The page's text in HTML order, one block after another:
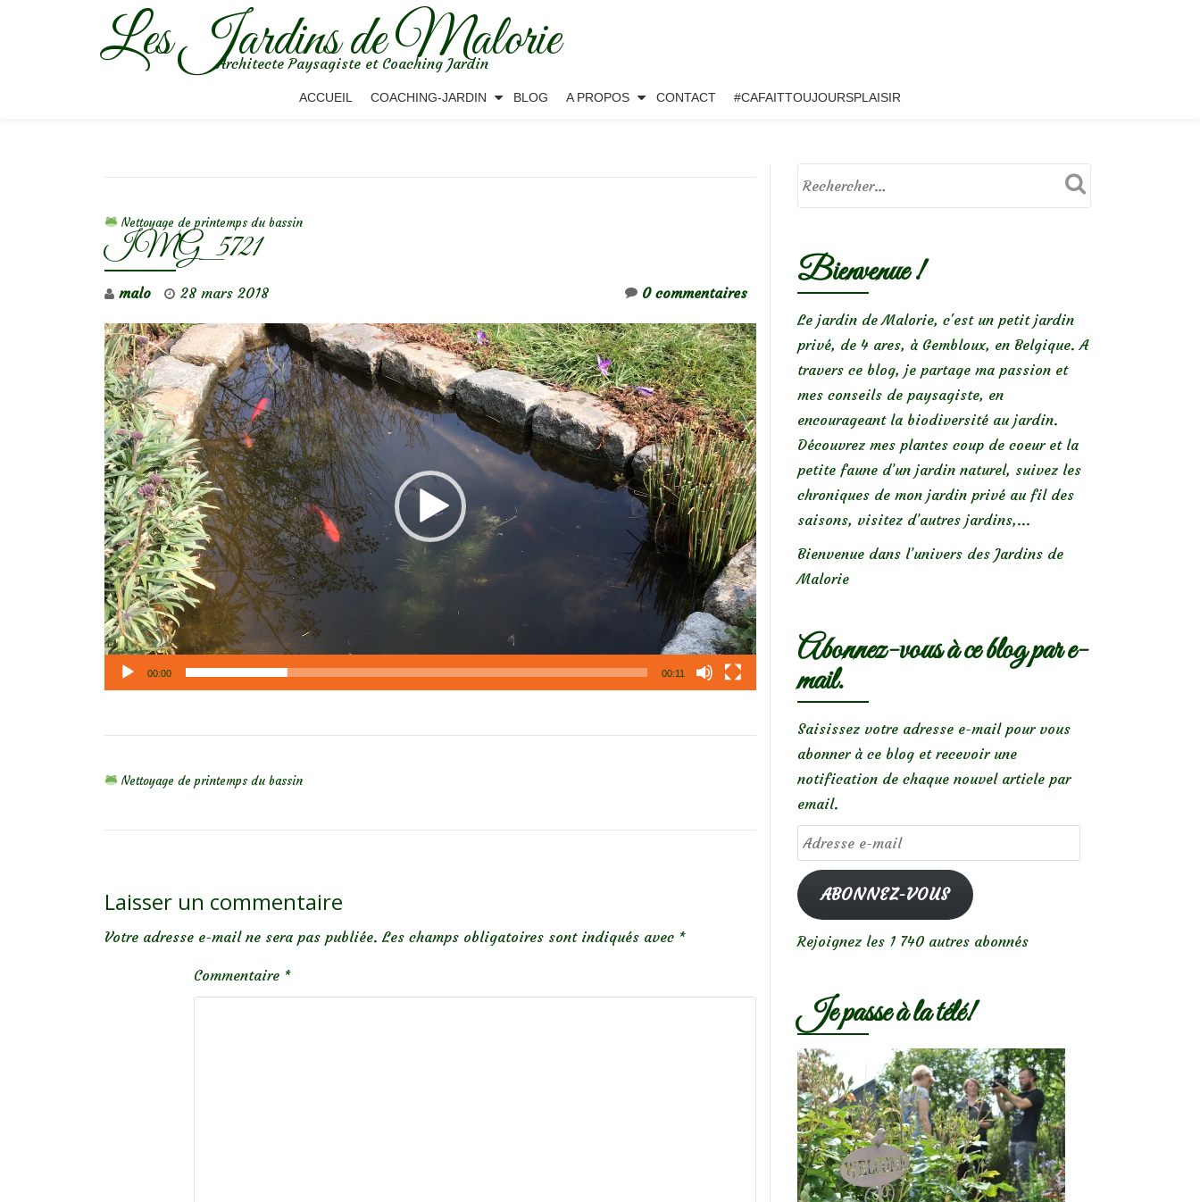
Les Jardins de Malorie
Architecte Paysagiste et Coaching Jardin
ACCUEIL COACHING-JARDIN BLOG A PROPOS CONTACT #CAFAITTOUJOURSPLAISIR
Nettoyage de printemps du bassin
IMG_5721
malo 28 mars 2018 0 commentaires
Lecteur
vidéo
00:00 00:11
Nettoyage de printemps du bassin
Laisser un commentaire
Votre adresse e-mail ne sera pas publiée. Les champs obligatoires sont indiqués avec *
Commentaire *
Bienvenue !
Le jardin de Malorie, c'est un petit jardin
privé, de 4 ares, à Gembloux, en Belgique. A
travers ce blog, je partage ma passion et
mes conseils de paysagiste, en
encourageant la biodiversité au jardin.
Découvrez mes plantes coup de coeur et la
petite faune d’un jardin naturel, suivez les
chroniques de mon jardin privé au fil des
saisons, visitez d’autres jardins,...
Bienvenue dans l’univers des Jardins de
Malorie
Abonnez-vous à ce blog par e-
mail.
Saisissez votre adresse e-mail pour vous
abonner à ce blog et recevoir une
notification de chaque nouvel article par
email.
Adresse
e-
mailABONNEZ-VOUS
Rejoignez les 1 740 autres abonnés
Je passe à la télé!